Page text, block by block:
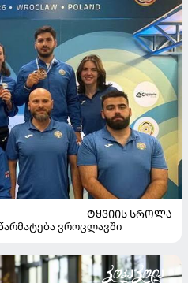
ᲢᲧᲕᲘᲘᲡ ᲡᲠᲝᲚᲐ
ვროცლავში